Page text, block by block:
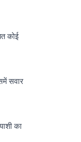
कोई
सवार
का